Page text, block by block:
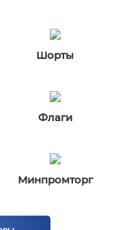
Шорты
Флаги
Минпромторг